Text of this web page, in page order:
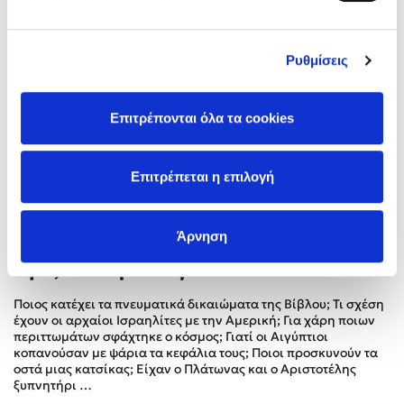
Ρυθμίσεις
Επιτρέπονται όλα τα cookies
Επιτρέπεται η επιλογή
Άρνηση
Κατρίνα Τσάνταλη
Mimi Matthews
Teo Benedetti
Τζένη Κουτσοδημητροπούλου
Emily Henry
Cori Doerrfeld
Pierdomenico Baccalario
Δανάη Ιμπραχήμ
Εγώ, ο άνθρωπος
Ποιος κατέχει τα πνευµατικά δικαιώµατα της Βίβλου; Τι σχέση
έχουν οι αρχαίοι Ισραηλίτες µε την Αµερική; Για χάρη ποιων
περιττωµάτων σφάχτηκε ο κόσµος; Γιατί οι Αιγύπτιοι
κοπανούσαν µε ψάρια τα κεφάλια τους; Ποιοι προσκυνούν τα
οστά µιας κατσίκας; Είχαν ο Πλάτωνας και ο Αριστοτέλης
ξυπνητήρι …